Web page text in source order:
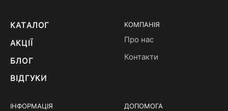
КАТАЛОГ
АКЦІЇ
БЛОГ
ВІДГУКИ
КОМПАНІЯ
Про нас
Контакти
ІНФОРМАЦІЯ ДОПОМОГА